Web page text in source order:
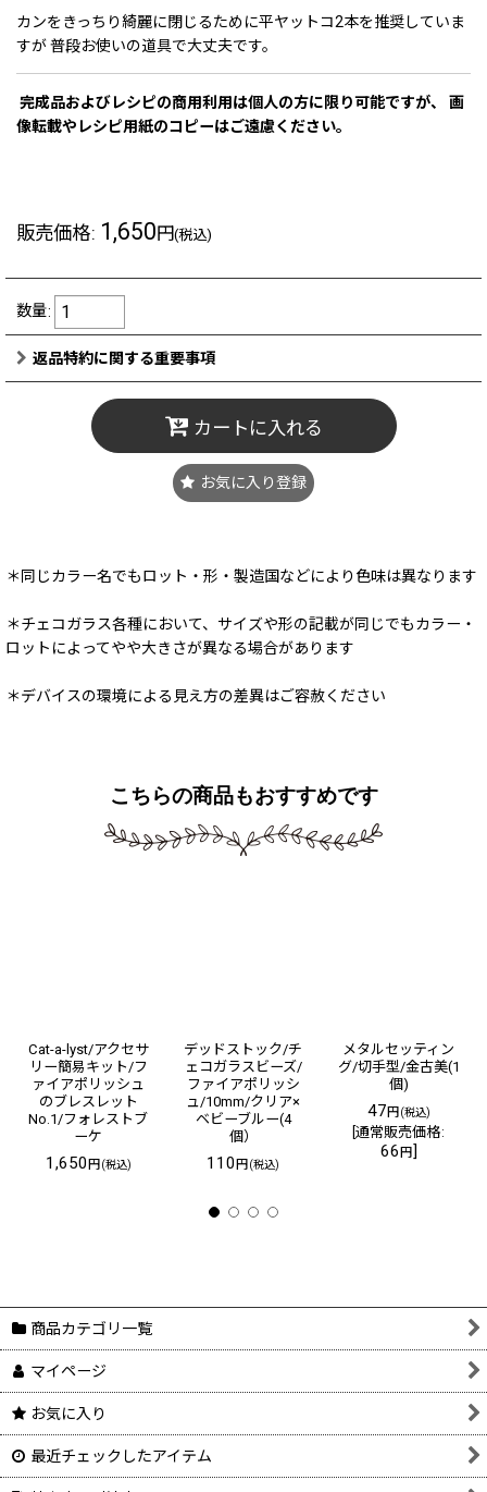
カンをきっちり綺麗に閉じるために平ヤットコ2本を推奨していま
すが 普段お使いの道具で大丈夫です。
完成品およびレシピの商用利用は個人の方に限り可能ですが、 画
像転載やレシピ用紙のコピーはご遠慮ください。
販売価格: 1,650円(税込)
数量:
返品特約に関する重要事項
カートに入れる
お気に入り登録
＊同じカラー名でもロット・形・製造国などにより色味は異なります
＊チェコガラス各種において、サイズや形の記載が同じでもカラー・
ロットによってやや大きさが異なる場合があります
＊デバイスの環境による見え方の差異はご容赦ください
こちらの商品もおすすめです
Cat-a-lyst/アクセサ
リー簡易キット/フ
ァイアポリッシュ
のブレスレット
No.1/フォレストブ
ーケ
1,650 円 (税込)
デッドストック/チ
ェコガラスビーズ/
ファイアポリッシ
ュ/10mm/クリア×
ベビーブルー(4
個）
110円 (税込)
メタルセッティン
グ/切手型/金古美(1
個)
47 円 (税込)
[通常販売価格:
66 円]
商品カテゴリ一覧
マイページ
お気に入り
最近チェックしたアイテム